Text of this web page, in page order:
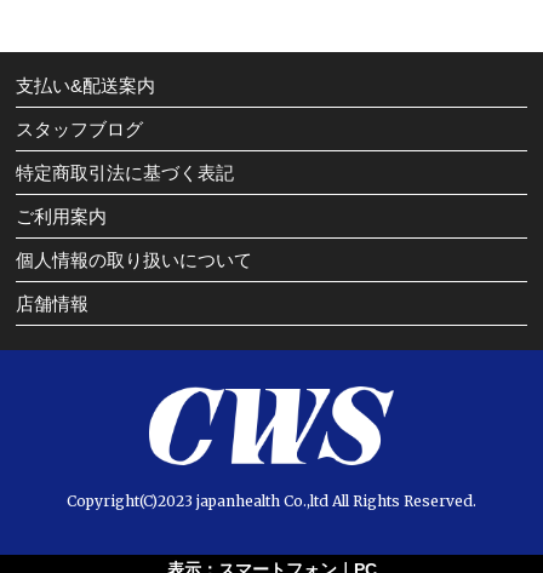
支払い&配送案内
スタッフブログ
特定商取引法に基づく表記
ご利用案内
個人情報の取り扱いについて
店舗情報
Copyright(C)2023 japanhealth Co.,ltd All Rights Reserved.
表示：スマートフォン｜ PC